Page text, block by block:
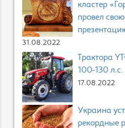
кластер
провел
31.08.2022
Трактора
100-130 л.с.
17.08.2022
Украина
рекордные